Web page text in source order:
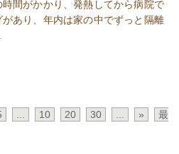
間がかかり、発熱してから病院で
あり、年内は家の中でずっと隔離
10 20 30 »
最